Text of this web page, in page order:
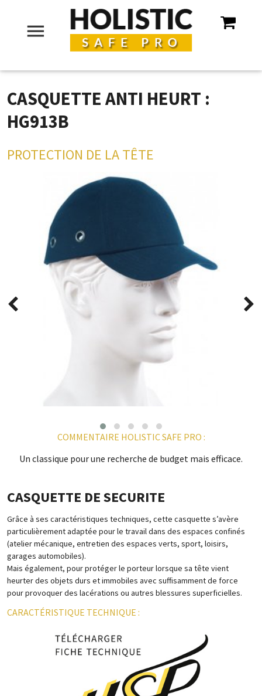
menu
CASQUETTE ANTI HEURT :
HG913B
PROTECTION DE LA TÊTE
COMMENTAIRE HOLISTIC SAFE PRO :
Un classique pour une recherche de budget mais efficace.
CASQUETTE DE SECURITE
Grâce à ses caractéristiques techniques, cette casquette s’avère
particulièrement adaptée pour le travail dans des espaces confinés
(atelier mécanique, entretien des espaces verts, sport, loisirs,
garages automobiles).
Mais également, pour protéger le porteur lorsque sa tête vient
heurter des objets durs et immobiles avec suffisamment de force
pour provoquer des lacérations ou autres blessures superficielles.
CARACTÉRISTIQUE TECHNIQUE :